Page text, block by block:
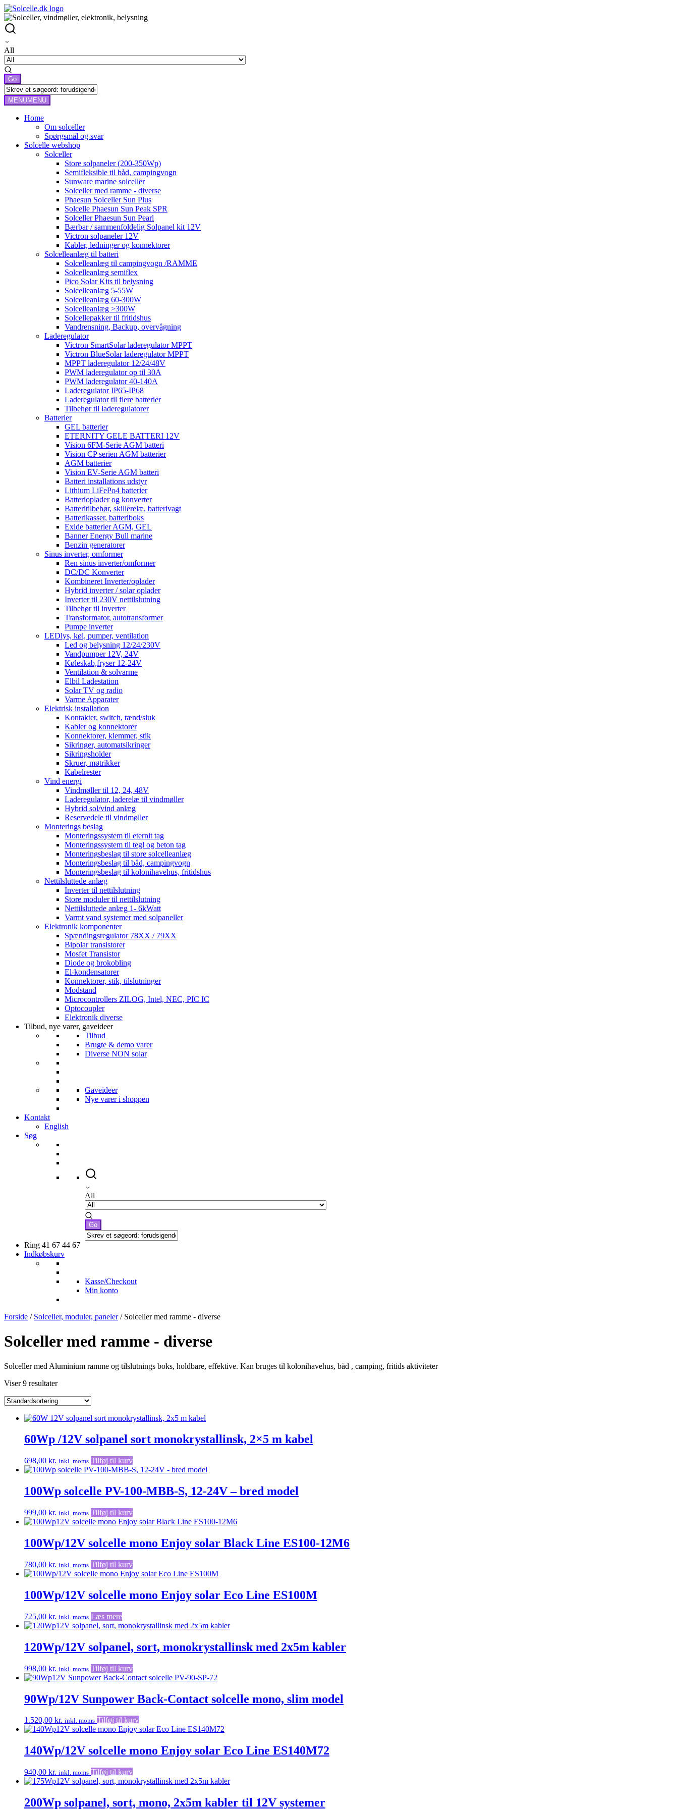
All
MENUMENU
Home
Om solceller
Spørgsmål og svar
Solcelle webshop
Solceller
Store solpaneler (200-350Wp)
Semifleksible til båd, campingvogn
Sunware marine solceller
Solceller med ramme - diverse
Phaesun Solceller Sun Plus
Solcelle Phaesun Sun Peak SPR
Solceller Phaesun Sun Pearl
Bærbar / sammenfoldelig Solpanel kit 12V
Victron solpaneler 12V
Kabler, ledninger og konnektorer
Solcelleanlæg til batteri
Solcelleanlæg til campingvogn /RAMME
Solcelleanlæg semiflex
Pico Solar Kits til belysning
Solcelleanlæg 5-55W
Solcelleanlæg 60-300W
Solcelleanlæg >300W
Solcellepakker til fritidshus
Vandrensning, Backup, overvågning
Laderegulator
Victron SmartSolar laderegulator MPPT
Victron BlueSolar laderegulator MPPT
MPPT laderegulator 12/24/48V
PWM laderegulator op til 30A
PWM laderegulator 40-140A
Laderegulator IP65-IP68
Laderegulator til flere batterier
Tilbehør til laderegulatorer
Batterier
GEL batterier
ETERNITY GELE BATTERI 12V
Vision 6FM-Serie AGM batteri
Vision CP serien AGM batterier
AGM batterier
Vision EV-Serie AGM batteri
Batteri installations udstyr
Lithium LiFePo4 batterier
Batterioplader og konverter
Batteritilbehør, skillerelæ, batterivagt
Batterikasser, batteriboks
Exide batterier AGM, GEL
Banner Energy Bull marine
Benzin generatorer
Sinus inverter, omformer
Ren sinus inverter/omformer
DC/DC Konverter
Kombineret Inverter/oplader
Hybrid inverter / solar oplader
Inverter til 230V nettilslutning
Tilbehør til inverter
Transformator, autotransformer
Pumpe inverter
LEDlys, køl, pumper, ventilation
Led og belysning 12/24/230V
Vandpumper 12V, 24V
Køleskab,fryser 12-24V
Ventilation & solvarme
Elbil Ladestation
Solar TV og radio
Varme Apparater
Elektrisk installation
Kontakter, switch, tænd/sluk
Kabler og konnektorer
Konnektorer, klemmer, stik
Sikringer, automatsikringer
Sikringsholder
Skruer, møtrikker
Kabelrester
Vind energi
Vindmøller til 12, 24, 48V
Laderegulator, laderelæ til vindmøller
Hybrid sol/vind anlæg
Reservedele til vindmøller
Monterings beslag
Monteringssystem til eternit tag
Monteringssystem til tegl og beton tag
Monteringsbeslag til store solcelleanlæg
Monteringsbeslag til båd, campingvogn
Monteringsbeslag til kolonihavehus, fritidshus
Nettilsluttede anlæg
Inverter til nettilslutning
Store moduler til nettilslutning
Nettilsluttede anlæg 1- 6kWatt
Varmt vand systemer med solpaneller
Elektronik komponenter
Spændingsregulator 78XX / 79XX
Bipolar transistorer
Mosfet Transistor
Diode og brokobling
El-kondensatorer
Konnektorer, stik, tilslutninger
Modstand
Microcontrollers ZILOG, Intel, NEC, PIC IC
Optocoupler
Elektronik diverse
Tilbud, nye varer, gaveideer
Tilbud
Brugte & demo varer
Diverse NON solar
Gaveideer
Nye varer i shoppen
Kontakt
English
Søg
All
Ring 41 67 44 67
Indkøbskurv
Kasse/Checkout
Min konto
Forside / Solceller, moduler, paneler/ Solceller med ramme - diverse
Solceller med ramme - diverse
Solceller med Aluminium ramme og tilslutnings boks, holdbare, effektive. Kan bruges til kolonihavehus, båd , camping, fritids aktiviteter
Viser 9 resultater
60Wp /12V solpanel sort monokrystallinsk, 2×5 m kabel
698,00 kr. inkl. moms Tilføj til kurv
100Wp solcelle PV-100-MBB-S, 12-24V – bred model
999,00 kr. inkl. moms Tilføj til kurv
100Wp/12V solcelle mono Enjoy solar Black Line ES100-12M6
780,00 kr. inkl. moms Tilføj til kurv
100Wp/12V solcelle mono Enjoy solar Eco Line ES100M
725,00 kr. inkl. moms Læs mere
120Wp/12V solpanel, sort, monokrystallinsk med 2x5m kabler
998,00 kr. inkl. moms Tilføj til kurv
90Wp/12V Sunpower Back-Contact solcelle mono, slim model
1.520,00 kr. inkl. moms Tilføj til kurv
140Wp/12V solcelle mono Enjoy solar Eco Line ES140M72
940,00 kr. inkl. moms Tilføj til kurv
200Wp solpanel, sort, mono, 2x5m kabler til 12V systemer